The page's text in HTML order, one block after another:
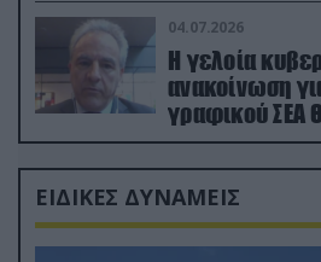
04.07.2026
Η γελοία
ανακοίνωση
γραφικού ΣΕΑ
Ρώσους
ΕΙΔΙΚΕΣ ΔΥΝΑΜΕΙΣ